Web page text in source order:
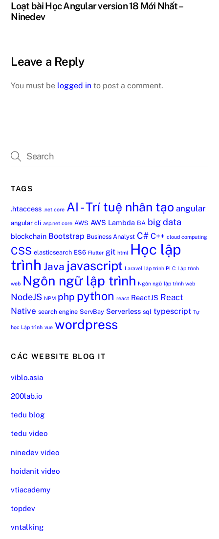
Loạt bài Học Angular version 18 Mới Nhất –
Ninedev
Leave a Reply
You must be logged in to post a comment.
TAGS
.htaccess .net core AI - Trí tuệ nhân tạo angular
angular cli asp.net core AWS AWS Lambda BA big data
blockchain Bootstrap Business Analyst C# C++ cloud computing
CSS elasticsearch ES6 Flutter git html Học lập
trình Java javascript Laravel lập trình PLC Lập trình
web Ngôn ngữ lập trình Ngôn ngữ lập trình web
NodeJS NPM php python react ReactJS React
Native search engine ServBay Serverless sql typescript Tự
học Lập trình vue wordpress
CÁC WEBSITE BLOG IT
viblo.asia
200lab.io
tedu blog
tedu video
ninedev video
hoidanit video
vtiacademy
topdev
vntalking